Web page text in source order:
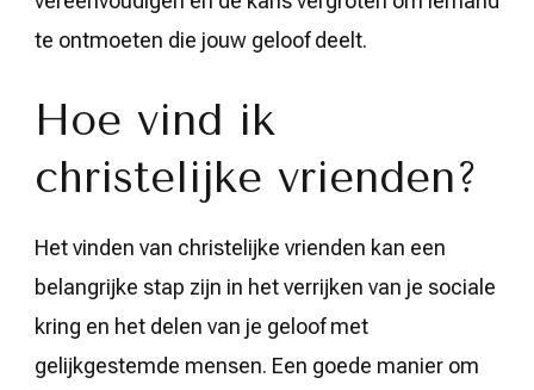
te ontmoeten die jouw geloof deelt.
Hoe vind ik
christelijke vrienden?
Het vinden van christelijke vrienden kan een
belangrijke stap zijn in het verrijken van je sociale
kring en het delen van je geloof met
gelijkgestemde mensen. Een goede manier om